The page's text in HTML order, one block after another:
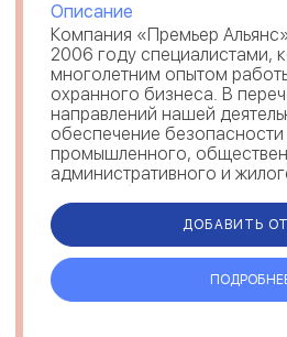
Описание
Компания «Премьер
2006 году специалистами,
многолетним опытом
охранного бизнеса. В
направлений нашей
обеспечение
промышленного,
административного и
Наша работа
задач, начиная от
ДОБАВИТЬ